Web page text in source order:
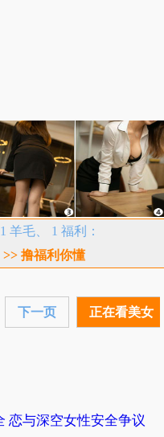
羊毛、 1 福利：
>> 撸福利你懂
下一页 正在看美女
恋与深空女性安全争议